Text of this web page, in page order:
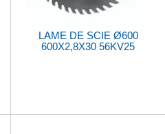
LAME DE SCIE Ø600
600X2,8X30 56KV25